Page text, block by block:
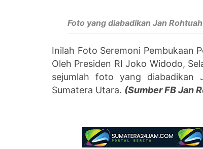
Foto yang diabadikan Jan
Inilah Foto Seremoni Pembukaan
Oleh Presiden RI Joko Widodo,
sejumlah foto yang diabadikan
Sumatera Utara. (Sumber FBJan